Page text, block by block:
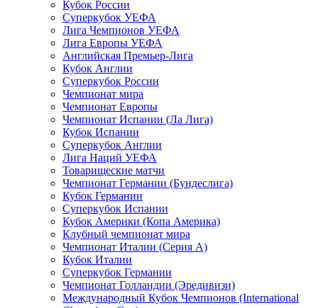
Кубок России
Суперкубок УЕФА
Лига Чемпионов УЕФА
Лига Европы УЕФА
Английская Премьер-Лига
Кубок Англии
Суперкубок России
Чемпионат мира
Чемпионат Европы
Чемпионат Испании (Ла Лига)
Кубок Испании
Суперкубок Англии
Лига Наций УЕФА
Товарищеские матчи
Чемпионат Германии (Бундеслига)
Кубок Германии
Суперкубок Испании
Кубок Америки (Копа Америка)
Клубный чемпионат мира
Чемпионат Италии (Серия А)
Кубок Италии
Суперкубок Германии
Чемпионат Голландии (Эредивизи)
Международный Кубок Чемпионов (International